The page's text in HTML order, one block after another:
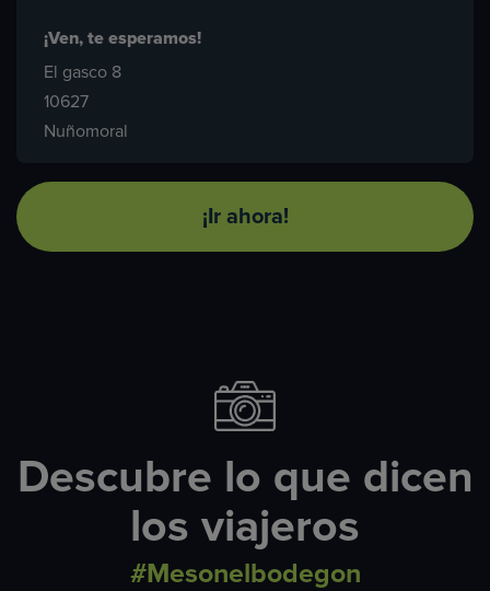
¡Ven, te esperamos!
El gasco 8
10627
Nuñomoral
¡Ir ahora!
Descubre lo que dicen
los viajeros
#Mesonelbodegon